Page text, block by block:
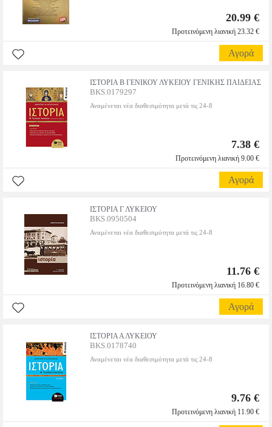
20.99 €
Προτεινόμενη λιανική 23.32 €
Αγορά
ΙΣΤΟΡΙΑ Β ΓΕΝΙΚΟΥ ΛΥΚΕΙΟΥ ΓΕΝΙΚΗΣ ΠΑΙΔΕΙΑΣ
BKS.0179297
Αναμένεται νέα διαθεσιμότητα μετά τις 24-8
7.38 €
Προτεινόμενη λιανική 9.00 €
Αγορά
ΙΣΤΟΡΙΑ Γ ΛΥΚΕΙΟΥ
BKS.0950504
Αναμένεται νέα διαθεσιμότητα μετά τις 24-8
11.76 €
Προτεινόμενη λιανική 16.80 €
Αγορά
ΙΣΤΟΡΙΑ Α ΛΥΚΕΙΟΥ
BKS.0178740
Αναμένεται νέα διαθεσιμότητα μετά τις 24-8
9.76 €
Προτεινόμενη λιανική 11.90 €